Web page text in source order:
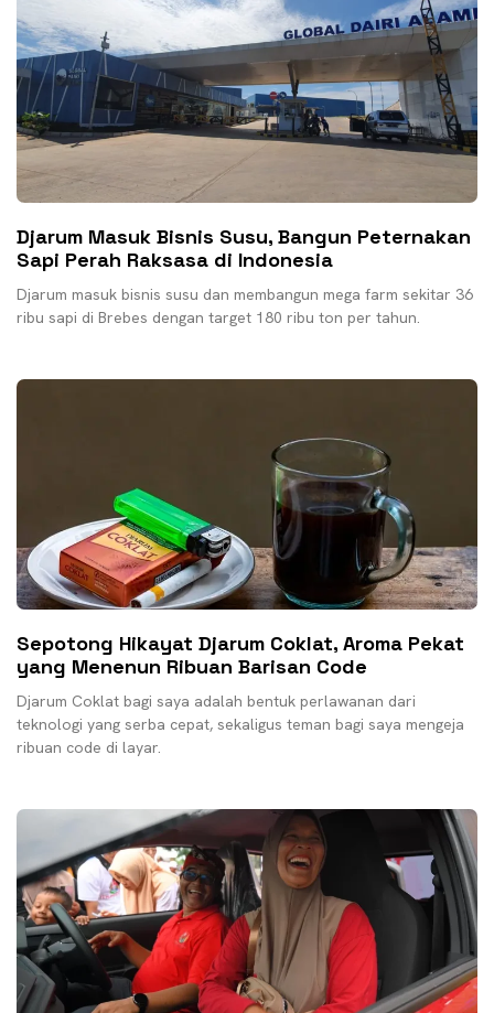
Djarum Masuk Bisnis Susu, Bangun Peternakan
Sapi Perah Raksasa di Indonesia
Djarum masuk bisnis susu dan membangun mega farm sekitar 36
ribu sapi di Brebes dengan target 180 ribu ton per tahun.
Sepotong Hikayat Djarum Coklat, Aroma Pekat
yang Menenun Ribuan Barisan Code
Djarum Coklat bagi saya adalah bentuk perlawanan dari
teknologi yang serba cepat, sekaligus teman bagi saya mengeja
ribuan code di layar.